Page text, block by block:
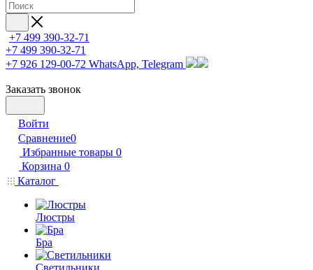
+7 499 390-32-71
+7 499 390-32-71
+7 926 129-00-72 WhatsApp, Telegram
Заказать звонок
Войти
Сравнение0
Избранные товары 0
Корзина 0
Каталог
Люстры
Бра
Светильники